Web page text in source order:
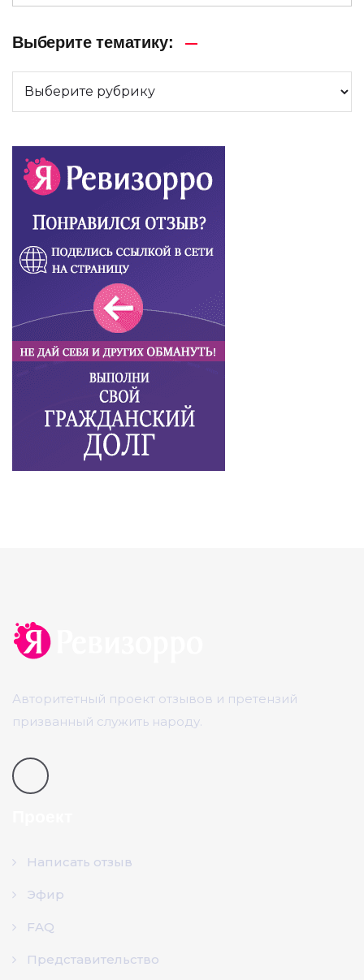
Выберите тематику:
Авторитетный проект отзывов и претензий
призванный служить народу.
Написать отзыв
Эфир
FAQ
Представительство